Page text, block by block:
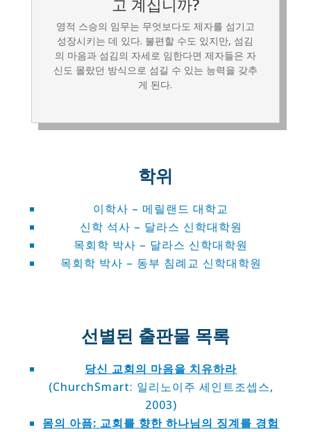
영적 스승의 임무는 무엇보다도 제자를 섬기고
성장시키는 데 있다. 불편할 수도 있지만, 섬김
의 마음과 섬김의 자세로 임한다면 제자들은 자
신도 몰랐던 방식으로 섬길 수 있는 능력을 갖추
게 된다.
학위
이학사 – 메릴랜드 대학교
신학 석사 – 달라스 신학대학원
목회학 박사 – 달라스 신학대학원
목회학 박사 – 동부 침례교 신학대학원
선별된 출판물 목록
당신 교회의 마음을 치유하라
(ChurchSmart: 일리노이주 세인트조셉스,
2003)
몸의 아픔: 교회를 향한 하나님의 징계를 경험